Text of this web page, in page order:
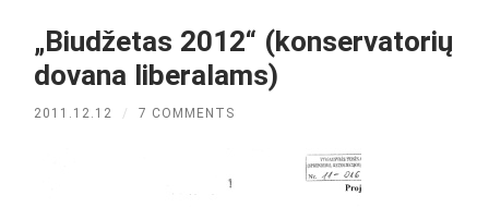
„Biudžetas 2012“ (konservatorių
dovana liberalams)
2011.12.12 / 7 COMMENTS